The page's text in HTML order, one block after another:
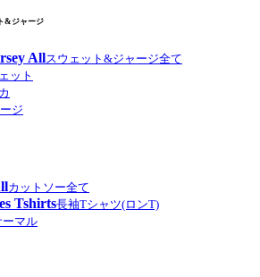
&ジャージ
Allスウェット&ジャージ全て
ット
ジ
カットソー全て
Tshirts長袖Tシャツ(ロンT)
ーマル